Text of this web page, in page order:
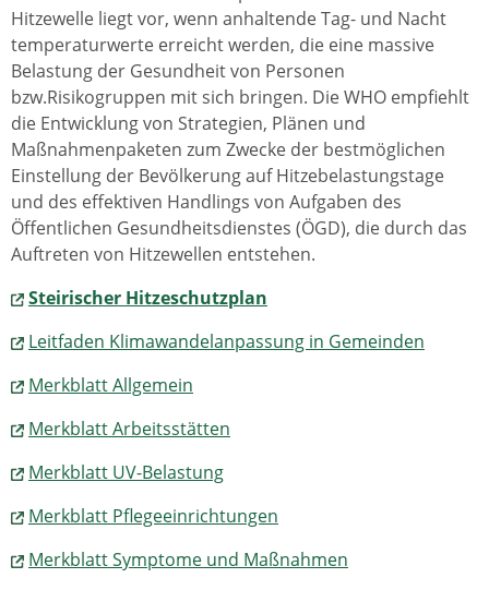
Hitzewelle liegt vor, wenn anhaltende Tag- und Nacht
temperaturwerte erreicht werden, die eine massive
Belastung der Gesundheit von Personen
bzw.Risikogruppen mit sich bringen. Die WHO empfiehlt
die Entwicklung von Strategien, Plänen und
Maßnahmenpaketen zum Zwecke der bestmöglichen
Einstellung der Bevölkerung auf Hitzebelastungstage
und des effektiven Handlings von Aufgaben des
Öffentlichen Gesundheitsdienstes (ÖGD), die durch das
Auftreten von Hitzewellen entstehen.
Steirischer Hitzeschutzplan
Leitfaden Klimawandelanpassung in Gemeinden
Merkblatt Allgemein
Merkblatt Arbeitsstätten
Merkblatt UV-Belastung
Merkblatt Pflegeeinrichtungen
Merkblatt Symptome und Maßnahmen